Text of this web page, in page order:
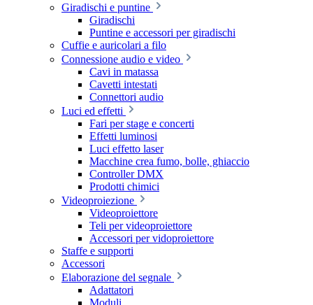
Giradischi e puntine
Giradischi
Puntine e accessori per giradischi
Cuffie e auricolari a filo
Connessione audio e video
Cavi in matassa
Cavetti intestati
Connettori audio
Luci ed effetti
Fari per stage e concerti
Effetti luminosi
Luci effetto laser
Macchine crea fumo, bolle, ghiaccio
Controller DMX
Prodotti chimici
Videoproiezione
Videoproiettore
Teli per videoproiettore
Accessori per vidoproiettore
Staffe e supporti
Accessori
Elaborazione del segnale
Adattatori
Moduli